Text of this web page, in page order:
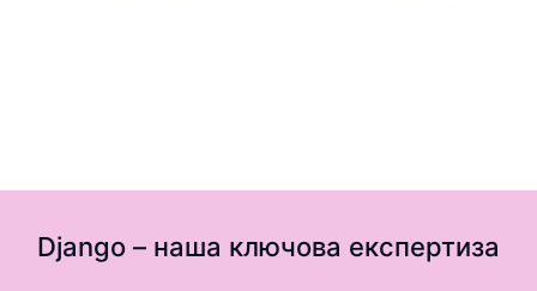
Django – наша ключова експертиза